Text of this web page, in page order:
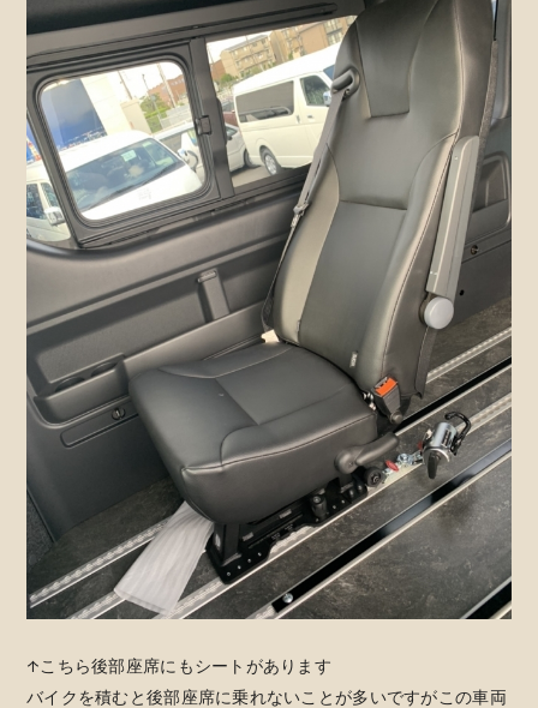
↑こちら後部座席にもシートがあります
バイクを積むと後部座席に乗れないことが多いですがこの車両